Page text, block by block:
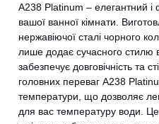
A238 Platinum – елегантний і
вашої ванної кімнати.
нержавіючої сталі чорного
лише додає сучасного стилю
забезпечує довговічність та
головних переваг A238
температури, що дозволяє
для вас температуру води.